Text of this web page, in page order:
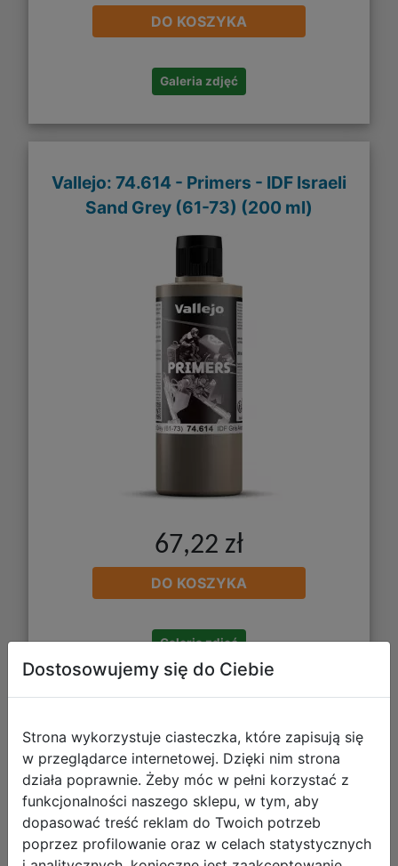
DO KOSZYKA
Galeria zdjęć
Vallejo: 74.614 - Primers - IDF Israeli
Sand Grey (61-73) (200 ml)
67,22 zł
DO KOSZYKA
Galeria zdjęć
Vallejo: 74.640 - Mecha Primer -
White (200 ml)
Dostosowujemy się do Ciebie
Strona wykorzystuje ciasteczka, które zapisują się
w przeglądarce internetowej. Dzięki nim strona
działa poprawnie. Żeby móc w pełni korzystać z
funkcjonalności naszego sklepu, w tym, aby
dopasować treść reklam do Twoich potrzeb
poprzez profilowanie oraz w celach statystycznych